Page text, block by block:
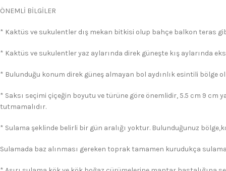
ÖNEMLİ BİLGİLER
* Kaktüs ve sukulentler dış mekan bitkisi olup bahçe balkon teras
* Kaktüs ve sukulentler yaz aylarında direk güneşte kış aylarında
* Bulunduğu konum direk güneş almayan bol aydınlık esintili bölge
* Saksı seçimi çiçeğin boyutu ve türüne göre önemlidir, 5.5 cm 9 cm
tutmamalıdır.
* Sulama şeklinde belirli bir gün aralığı yoktur. Bulunduğunuz
Sulamada baz alınması gereken toprak tamamen kurudukça